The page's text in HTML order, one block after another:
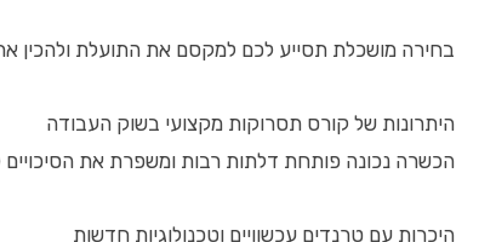
בחירה מושכלת תסייע לכם למקסם את התועלת ולהכין
היתרונות של קורס תסרוקות מקצועי בשוק העבודה
הכשרה נכונה פותחת דלתות רבות ומשפרת את
היכרות עם טרנדים עכשוויים וטכנולוגיות חדשות